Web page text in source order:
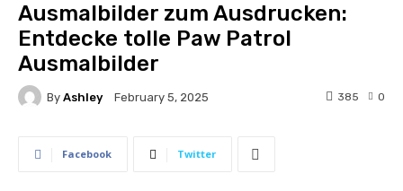
Ausmalbilder zum Ausdrucken:
Entdecke tolle Paw Patrol
Ausmalbilder
By Ashley February 5, 2025 0
385
Facebook Twitter